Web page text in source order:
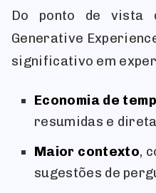
Do ponto de vista
Generative
significativo em
Economia de
resumidas e
Maior contexto,
sugestões de